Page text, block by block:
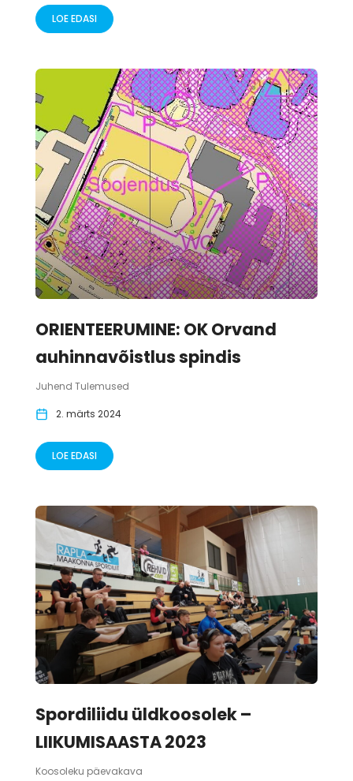
LOE EDASI
ORIENTEERUMINE: OK Orvand
auhinnavõistlus spindis
Juhend Tulemused
2. märts 2024
LOE EDASI
Spordiliidu üldkoosolek –
LIIKUMISAASTA 2023
Koosoleku päevakava